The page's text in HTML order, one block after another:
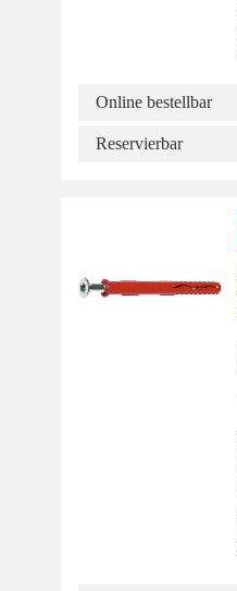
Online bestellbar
Reservierbar